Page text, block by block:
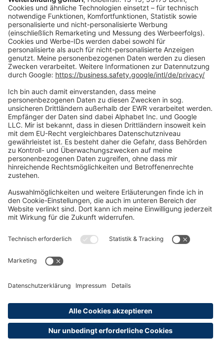
Vertrag widerrufen
Zahlungsarten
Social Media
Oft Gesucht
Rund um die Prüfung
Datenschutzerklärung
Widerrufsrecht
Versandinformationen
Erklärung zur Barrierefreiheit
Abonnements hier kündigen
Cookie-Einstellungen